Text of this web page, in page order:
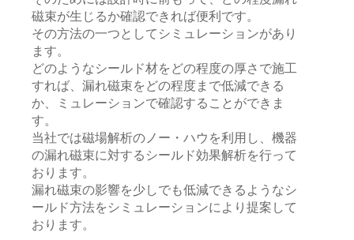
磁束が生じるか確認できれば便利です。
その方法の一つとしてシミュレーションがあり
ます。
どのようなシールド材をどの程度の厚さで施工
すれば、漏れ磁束をどの程度まで低減できる
か、ミュレーションで確認することができま
す。
当社では磁場解析のノー・ハウを利用し、機器
の漏れ磁束に対するシールド効果解析を行って
おります。
漏れ磁束の影響を少しでも低減できるようなシ
ールド方法をシミュレーションにより提案して
おります。